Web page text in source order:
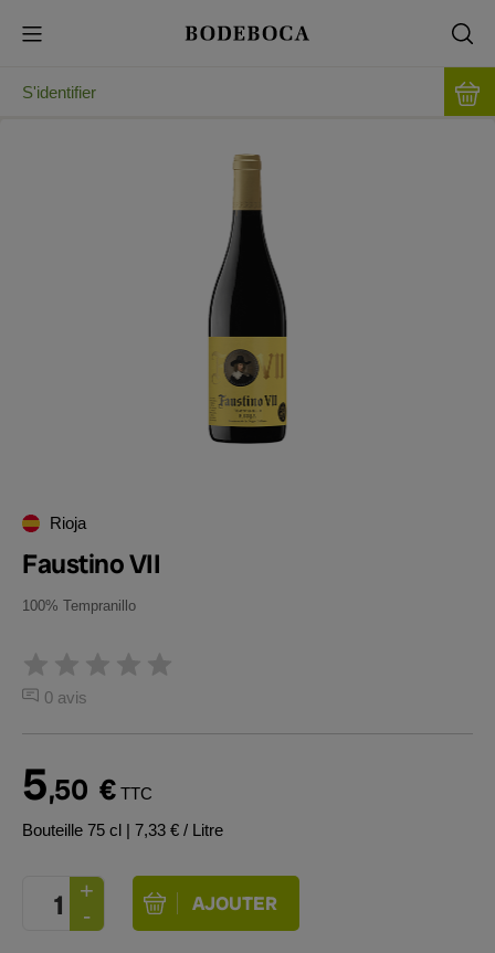
S'identifier
Rioja
Faustino VII
100% Tempranillo
0 avis
5,50 € TTC
Bouteille 75 cl | 7,33 € / Litre